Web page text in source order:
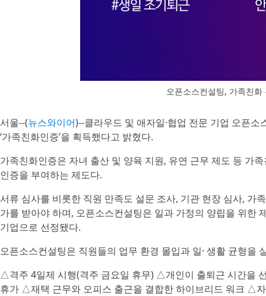
오픈소스컨설팅, 가족친화
서울--(뉴스와이어)--클라우드 및 애자일·협업 전문 기업 오픈
‘가족친화인증’을 획득했다고 밝혔다.
가족친화인증은 자녀 출산 및 양육 지원, 유연 근무 제도 등 가
인증을 부여하는 제도다.
서류 심사를 비롯한 직원 만족도 설문 조사, 기관 현장 심사, 가
가를 받아야 하며, 오픈소스컨설팅은 일과 가정의 양립을 위한
기업으로 선정됐다.
오픈소스컨설팅은 직원들의 업무 환경 몰입과 일· 생활 균형을
△격주 4일제 시행(격주 금요일 휴무) △개인이 출퇴근 시간을
휴가 △재택 근무와 오피스 출근을 결합한 하이브리드 워크 △